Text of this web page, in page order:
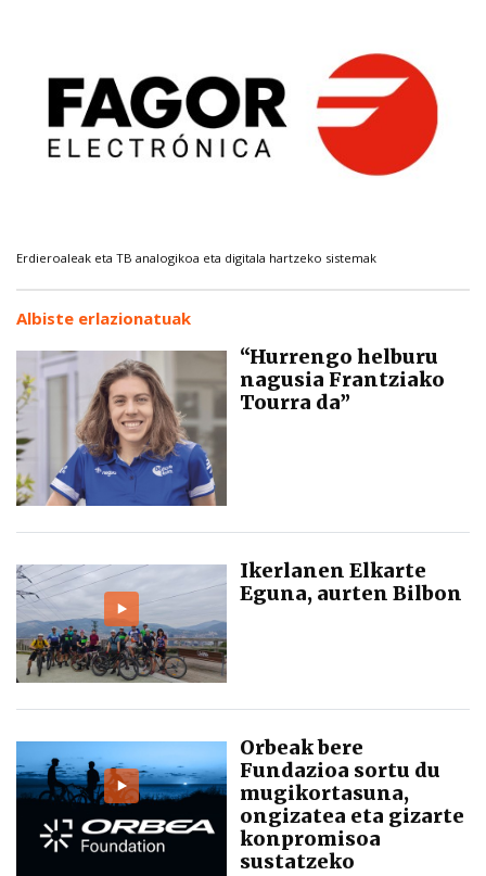
Erdieroaleak eta TB analogikoa eta digitala hartzeko sistemak
Albiste erlazionatuak
“Hurrengo helburu
nagusia Frantziako
Tourra da”
Ikerlanen Elkarte
Eguna, aurten Bilbon
Orbeak bere
Fundazioa sortu du
mugikortasuna,
ongizatea eta gizarte
konpromisoa
sustatzeko